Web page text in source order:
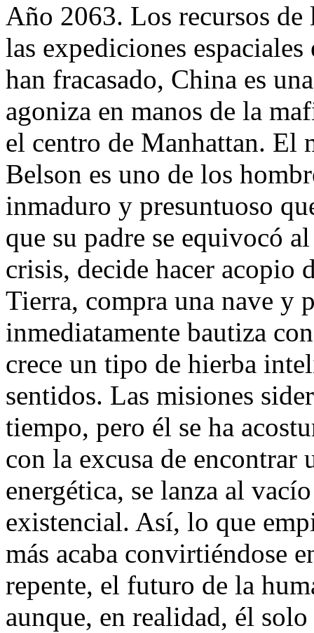
Año 2063. Los recursos de
las expediciones
han fracasado, China es
agoniza en manos de la
el centro de Manhattan. El
Belson es uno de los
inmaduro y presuntuoso
que su padre se equivocó
crisis, decide hacer acopio
Tierra, compra una nave y
inmediatamente bautiza
crece un tipo de hierba
sentidos. Las misiones
tiempo, pero él se ha
con la excusa de encontrar
energética, se lanza al
existencial. Así, lo que
más acaba convirtiéndose
repente, el futuro de la
aunque, en realidad, él